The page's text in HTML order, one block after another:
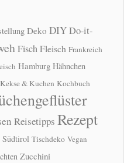
Deko DIYDo-it-
FischFleisch Frankreich
Hamburg Hähnchen
Kekse & Kuchen Kochbuch
Reisetipps Rezept
Südtirol Tischdeko Vegan
Zucchini